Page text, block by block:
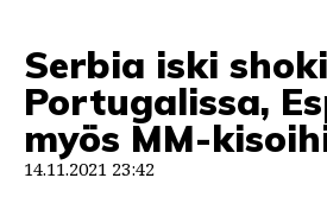
Serbia iski
Portugalissa,
myös MM-
14.11.2021 23:42
JALKAPALLO
EM2021
Huuhkajat
Valioliiga
JÄÄKIEKKO
PESÄPALLO